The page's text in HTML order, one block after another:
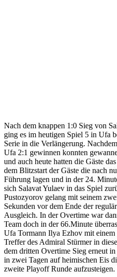
Nach dem knappen 1:0 Sieg von
ging es im heutigen Spiel 5 in Ufa
Serie in die Verlängerung.
Ufa 2:1 gewinnen konnten
und auch heute hatten die Gäste
dem Blitzstart der Gäste die nach
Führung lagen und in der 24.
sich Salavat Yulaev in das Spiel
Pustozyorov gelang mit seinem
Sekunden vor dem Ende der
Ausgleich. In der Overtime war
Team doch in der 66.Minute
Ufa Tormann Ilya Ezhov mit einem
Treffer des Admiral Stürmer in
dem dritten Overtime Sieg erneut
in zwei Tagen auf heimischen Eis
zweite Playoff Runde aufzusteigen.